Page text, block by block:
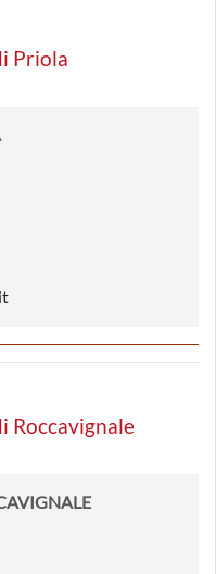
Priola
Roccavignale